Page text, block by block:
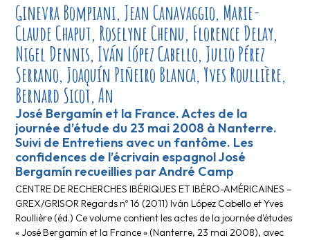
Ginevra Bompiani, Jean Canavaggio, Marie-
Claude Chaput, Roselyne Chenu, Florence Delay,
Nigel Dennis, Iván López Cabello, Julio Pérez
Serrano, Joaquín Piñeiro Blanca, Yves Roullière,
Bernard Sicot, An
José Bergamín et la France. Actes de la
journée d’étude du 23 mai 2008 à Nanterre.
Suivi de Entretiens avec un fantôme. Les
confidences de l’écrivain espagnol José
Bergamín recueillies par André Camp
CENTRE DE RECHERCHES IBÉRIQUES ET IBÉRO-AMÉRICAINES –
GREX/GRISOR Regards nº 16 (2011) Iván López Cabello et Yves
Roullière (éd.) Ce volume contient les actes de la journée d'études
« José Bergamín et la France » (Nanterre, 23 mai 2008), avec